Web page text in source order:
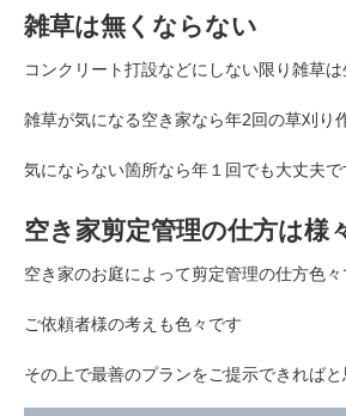
雑草は無くならない
コンクリート打設などにしない限り雑草
雑草が気になる空き家なら年2回の草刈り
気にならない箇所なら年１回でも大丈夫で
空き家剪定管理の仕方は様
空き家のお庭によって剪定管理の仕方色々
ご依頼者様の考えも色々です
その上で最善のプランをご提示できれば